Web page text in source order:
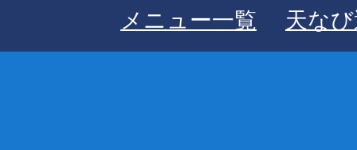
メニュー一覧
天な